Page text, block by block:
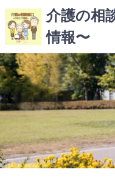
コ
ン
ツ
へ
ス
キ
プ
介護の相
情報〜